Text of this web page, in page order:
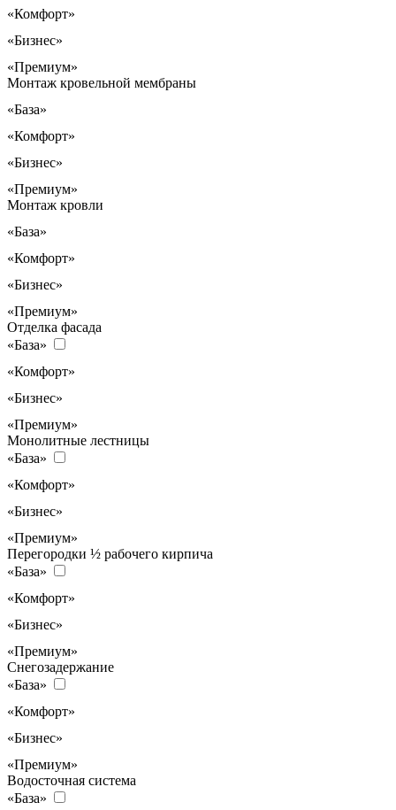
«Комфорт»
«Бизнес»
«Премиум»
Монтаж кровельной мембраны
«База»
«Комфорт»
«Бизнес»
«Премиум»
Монтаж кровли
«База»
«Комфорт»
«Бизнес»
«Премиум»
Отделка фасада
«База»
«Комфорт»
«Бизнес»
«Премиум»
Монолитные лестницы
«База»
«Комфорт»
«Бизнес»
«Премиум»
Перегородки ½ рабочего кирпича
«База»
«Комфорт»
«Бизнес»
«Премиум»
Снегозадержание
«База»
«Комфорт»
«Бизнес»
«Премиум»
Водосточная система
«База»